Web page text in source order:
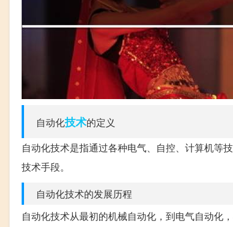
自动化技术的定义
自动化技术是指通过各种电气、自控、计算机等
技术手段。
自动化技术的发展历程
自动化技术从最初的机械自动化，到电气自动化